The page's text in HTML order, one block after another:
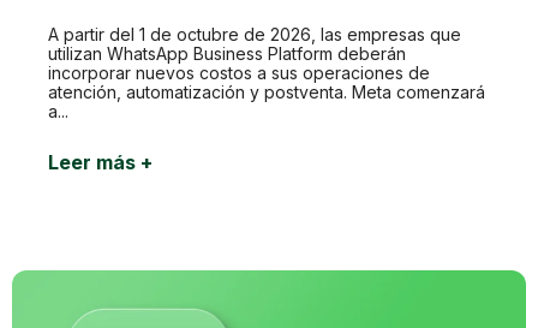
A partir del 1 de octubre de 2026, las empresas que
utilizan WhatsApp Business Platform deberán
incorporar nuevos costos a sus operaciones de
atención, automatización y postventa. Meta comenzará
a...
Leer más +